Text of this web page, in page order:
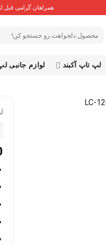
همراهان گرامی قبل
برای:
لپ تاپ آکبند لوازم جانبی